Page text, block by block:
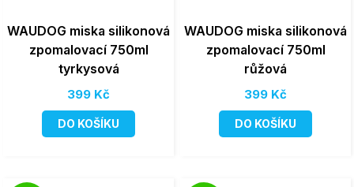
WAUDOG miska silikonová
zpomalovací 750ml
tyrkysová
399 Kč
DO KOŠÍKU
WAUDOG miska silikonová
zpomalovací 750ml
růžová
399 Kč
DO KOŠÍKU